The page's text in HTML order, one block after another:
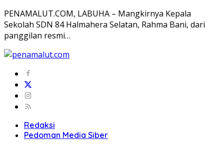
PENAMALUT.COM, LABUHA – Mangkirnya Kepala
Sekolah SDN 84 Halmahera Selatan, Rahma Bani, dari
panggilan resmi…
Redaksi
Pedoman Media Siber